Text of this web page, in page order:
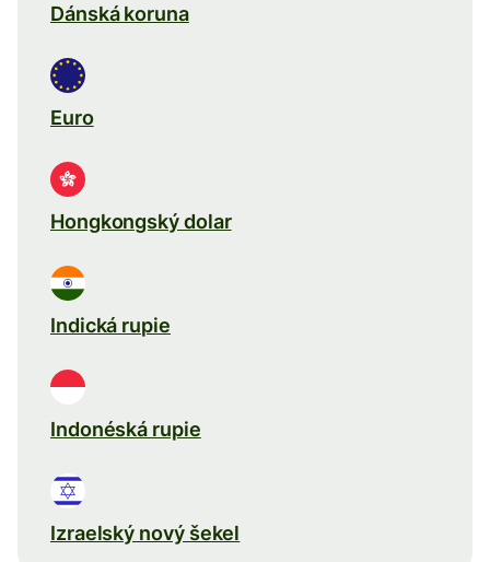
Dánská koruna
Euro
Hongkongský dolar
Indická rupie
Indonéská rupie
Izraelský nový šekel